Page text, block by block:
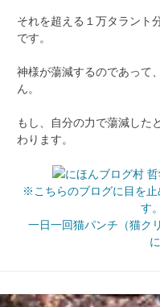
それを超える１万タラント
です。
神様が蕩減するのであって
ん。
もし、自分の力で蕩減した
わります。
※こちらのブログに目を
す
一日一回猫パンチ（猫ク